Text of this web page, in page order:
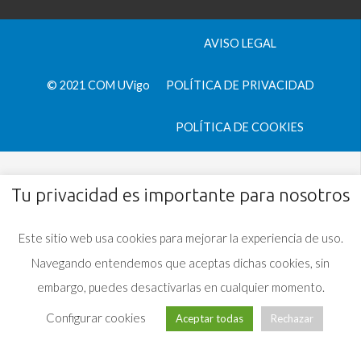
© 2021 COM UVigo
AVISO LEGAL
POLÍTICA DE PRIVACIDAD
POLÍTICA DE COOKIES
Tu privacidad es importante para nosotros
Este sitio web usa cookies para mejorar la experiencia de uso.
Navegando entendemos que aceptas dichas cookies, sin
embargo, puedes desactivarlas en cualquier momento.
Configurar cookies Aceptar todas Rechazar